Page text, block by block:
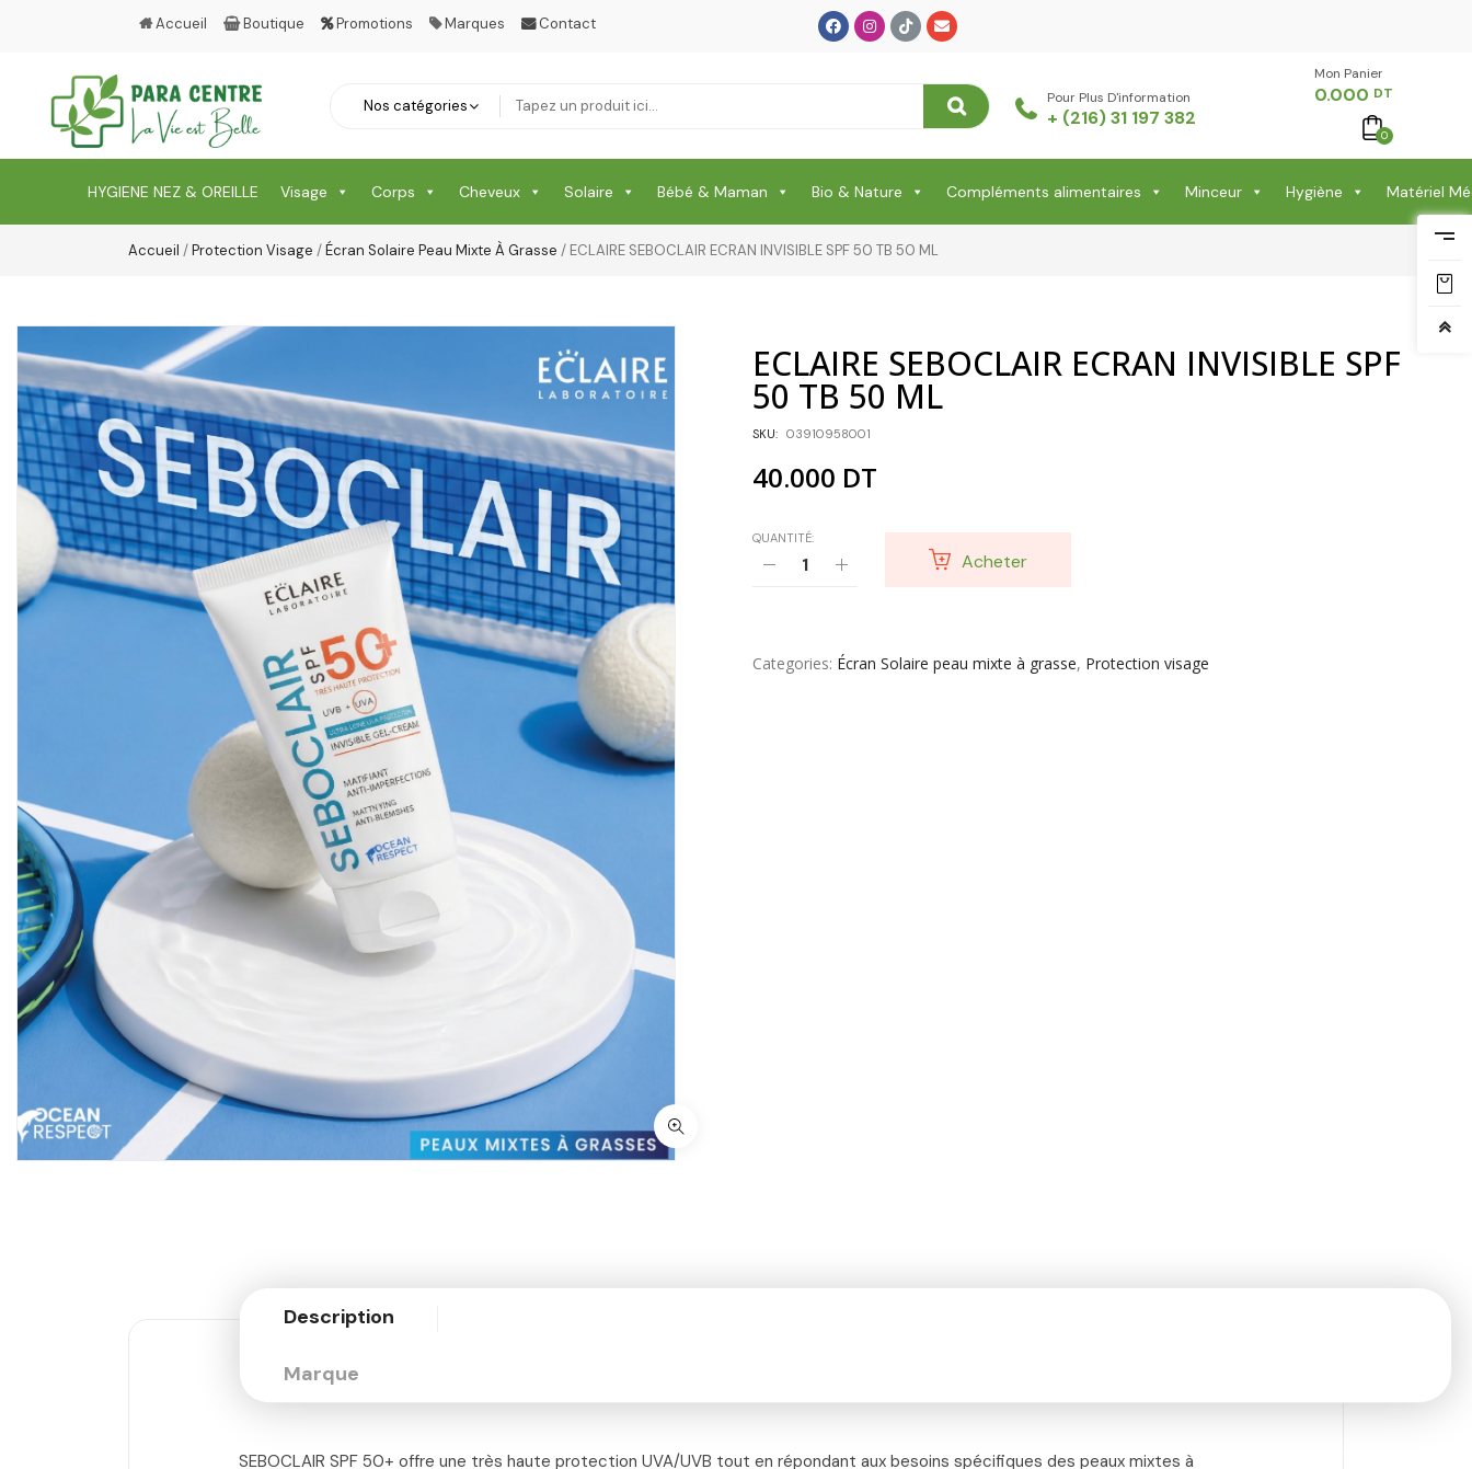
Accueil Boutique Promotions Marques Contact
Pour Plus D'information
+ (216) 31 197 382
Mon Panier -
0.000 DT
0
HYGIENE NEZ & OREILLE Visage Corps Cheveux Solaire Bébé & Maman Bio & Nature Compléments alimentaires Minceur Hygiène Matériel
Accueil /Protection Visage /Écran Solaire Peau Mixte À Grasse / ECLAIRE SEBOCLAIR ECRAN INVISIBLE SPF 50 TB 50 ML
ECLAIRE SEBOCLAIR ECRAN INVISIBLE SPF
50 TB 50 ML
SKU: 03910958001
40.000 DT
QUANTITÉ:
Acheter
Categories Écran Solaire peau mixte à grasse, Protection visage
Description
Marque
SEBOCLAIR SPF 50+ offre une très haute protection UVA/UVB tout en répondant aux besoins spécifiques des peaux mixtes à
SOIN DE CORPS
Soins Des Mains & Pieds
Thé & Tisanes
Vêtement Amincissant
Yeux & Lévres